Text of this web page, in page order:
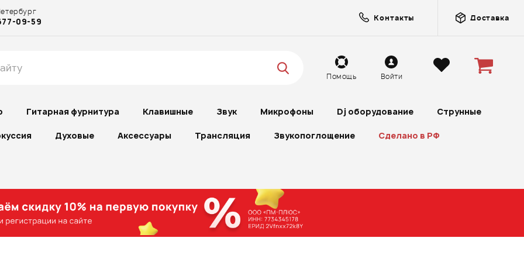
09-59 Контакты Доставка
Помощь Войти
Гитарная фурнитура Клавишные Звук Микрофоны Dj оборудование Струнные
Духовые Аксессуары Трансляция Звукопоглощение Сделано в РФ